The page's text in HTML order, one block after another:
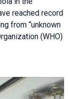
reached record
from “unknown
(WHO)